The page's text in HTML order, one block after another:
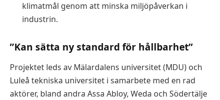
klimatmål genom att minska miljöpåverkan i
industrin.
”Kan sätta ny standard för hållbarhet”
Projektet leds av Mälardalens universitet (MDU) och
Luleå tekniska universitet i samarbete med en rad
aktörer, bland andra Assa Abloy, Weda och Södertälje